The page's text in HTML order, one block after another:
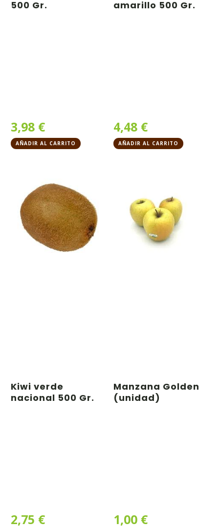
500 Gr.
3,98 €
AÑADIR AL CARRITO
amarillo 500 Gr.
4,48 €
AÑADIR AL CARRITO
Kiwi verde
nacional 500 Gr.
2,75 €
Manzana Golden
(unidad)
1,00 €